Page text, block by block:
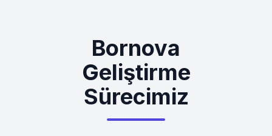
Bornova
Geliştirme
Sürecimiz